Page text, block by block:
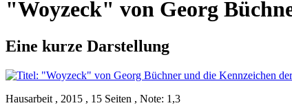
"Woyzeck" von Georg
Eine kurze Darstellung
Hausarbeit , 2015 , 15 Seiten , Note: 1,3